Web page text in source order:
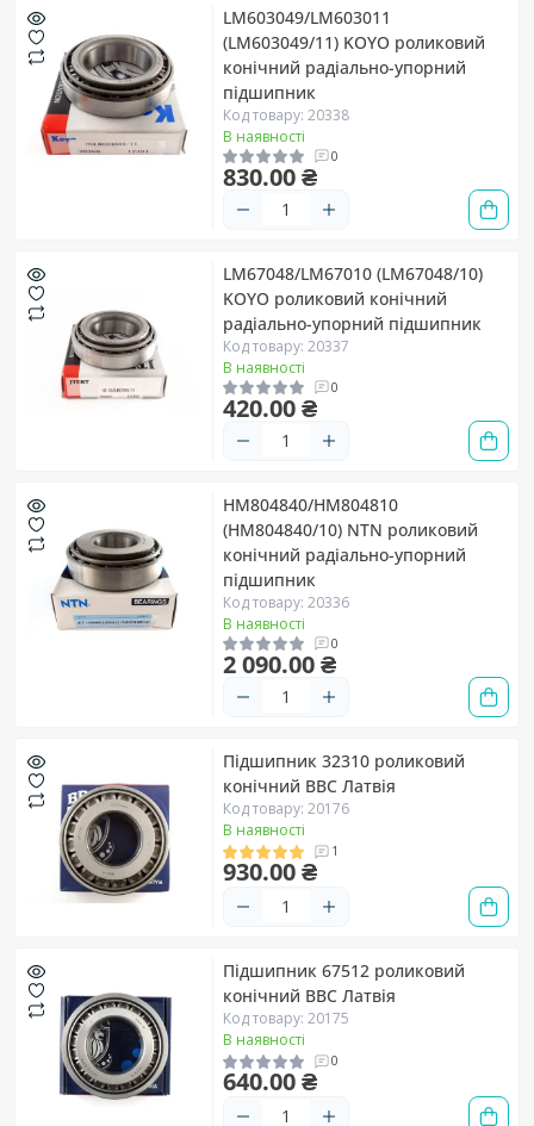
LM603049/LM603011
(LM603049/11) KOYO роликовий
конічний радіально-упорний
підшипник
Код товару: 20338
В наявності
0
830.00 ₴
LM67048/LM67010 (LM67048/10)
KOYO роликовий конічний
радіально-упорний підшипник
Код товару: 20337
В наявності
0
420.00 ₴
HM804840/HM804810
(HM804840/10) NTN роликовий
конічний радіально-упорний
підшипник
Код товару: 20336
В наявності
0
2 090.00 ₴
Підшипник 32310 роликовий
конічний BBC Латвія
Код товару: 20176
В наявності
1
930.00 ₴
Підшипник 67512 роликовий
конічний BBC Латвія
Код товару: 20175
В наявності
0
640.00 ₴